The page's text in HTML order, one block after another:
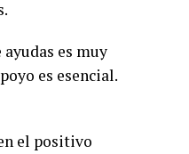
es muy
es esencial.
el positivo